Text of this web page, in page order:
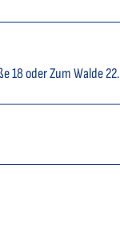
18 oder Zum Walde 22.